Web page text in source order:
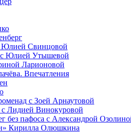
Юлией Свинцовой
с Юлией Утышевой
Ларионовой
Впечатления
с Зоей Арнаутовой
Лидией Винокуровой
без пафоса с Александрой
Кирилла Олюшкина